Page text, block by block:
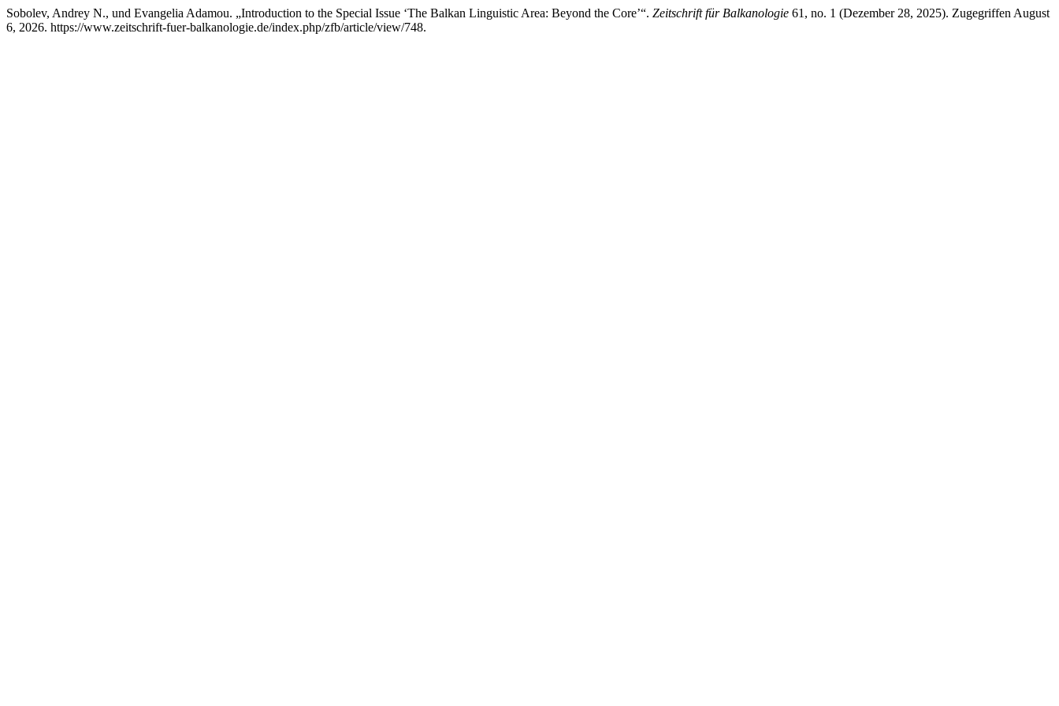
Sobolev, Andrey N., und Evangelia Adamou. „Introduction to the Special Issue ‘The Balkan Linguistic Area: Beyond the Core’“. Zeitschrift für Balkanologie 61, no. 1 (Dezember 28, 2025). Zugegriffen August
6, 2026. https://www.zeitschrift-fuer-balkanologie.de/index.php/zfb/article/view/748.